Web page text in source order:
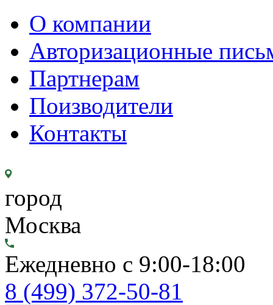
О компании
Авторизационные
Партнерам
Поизводители
Контакты
город
Москва
Ежедневно с 9:00-18:00
8 (499) 372-50-81